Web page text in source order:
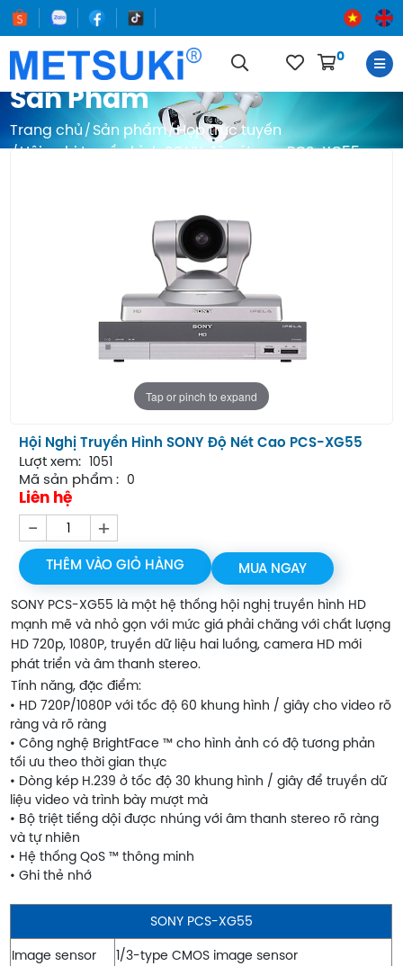
0
Sản Phẩm
Trang chủ Sản phẩm Họp trực tuyến
Hội nghị truyền hình SONY độ nét cao PCS-XG55
Tap or pinch to expand
Hội Nghị Truyền Hình SONY Độ Nét Cao PCS-XG55
Lượt xem: 1051
Mã sản phẩm : 0
Liên hệ
- +
THÊM VÀO GIỎ HÀNG MUA NGAY
SONY PCS-XG55 là một hệ thống hội nghị truyền hình HD
mạnh mẽ và nhỏ gọn với mức giá phải chăng với chất lượng
HD 720p, 1080P, truyền dữ liệu hai luồng, camera HD mới
phát triển và âm thanh stereo.
Tính năng, đặc điểm:
• HD 720P/1080P với tốc độ 60 khung hình / giây cho video rõ
ràng và rõ ràng
• Công nghệ BrightFace ™ cho hình ảnh có độ tương phản
tối ưu theo thời gian thực
• Dòng kép H.239 ở tốc độ 30 khung hình / giây để truyền dữ
liệu video và trình bày mượt mà
• Bộ triệt tiếng dội được nhúng với âm thanh stereo rõ ràng
và tự nhiên
• Hệ thống QoS ™ thông minh
• Ghi thẻ nhớ
SONY PCS-XG55
Image sensor
1/3-type CMOS image sensor